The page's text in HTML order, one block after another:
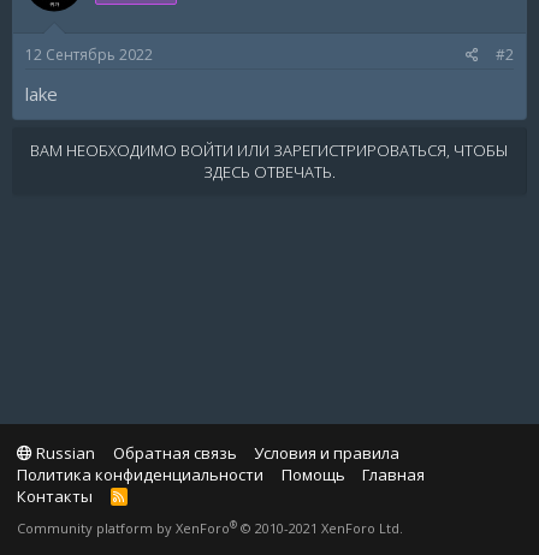
12 Сентябрь 2022 #2
lake
ВАМ НЕОБХОДИМО ВОЙТИ ИЛИ ЗАРЕГИСТРИРОВАТЬСЯ, ЧТОБЫ
ЗДЕСЬ ОТВЕЧАТЬ.
Russian Обратная связь
Условия и правила
Политика конфиденциальности
Помощь
Главная
Контакты
R
S
Community platform by XenForo® © 2010-2021 XenForo Ltd.